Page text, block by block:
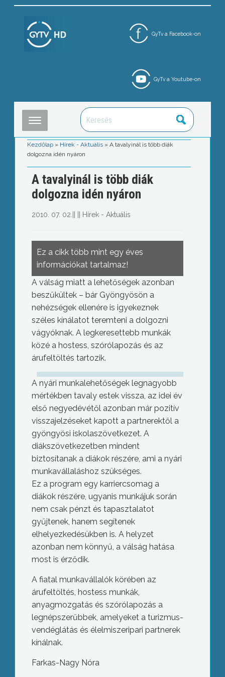
GyTv a Facebook-on
GyTv a Youtube-on
Kezdőlap » Hírek - Aktuális »A tavalyinál is több diák
dolgozna idén nyáron
A tavalyinál is több diák
dolgozna idén nyáron
2010. 07. 02. Hírek - Aktuális
Ez a cikk több mint egy éves
információkat tartalmaz!
A válság miatt a lehetőségek azonban
beszűkültek – bár Gyöngyösön a
nehézségek ellenére is igyekeznek
széles kínálatot teremteni a dolgozni
vágyóknak. A legkeresettebb munkák
közé a hostess, szórólapozás és az
árufeltöltés tartozik.
A nyári munkalehetőségek legnagyobb
mértékben tavaly estek vissza, az idei év
első negyedévétől azonban már pozitív
visszajelzéseket kapott a partnerektől a
gyöngyösi iskolaszövetkezet. A
diákszövetkezetben mindent
biztosítanak a diákok részére, ami a nyári
munkavállaláshoz szükséges.
Ez a program egy karriercsomag a
diákok részére, ugyanis munkájuk során
nem csak pénzt és tapasztalatot
gyűjtenek, hanem segítenek
elhelyezkedésükben is. A helyzet
azonban nem könnyű, a válság hatása
most is érződik.
A fiatal munkavállalók körében az
árufeltöltés, hostess munkák,
anyagmozgatás és szórólapozás a
legnépszerűbbek, amelyeket a turizmus-
vendéglátás és élelmiszeripari partnerek
kínálnak.
Farkas-Nagy Nóra